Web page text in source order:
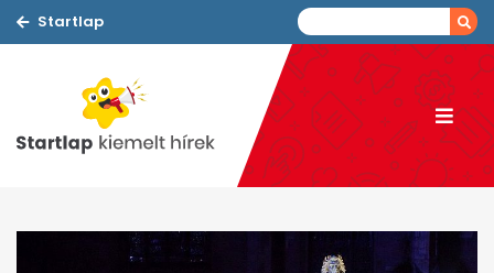
Startlap